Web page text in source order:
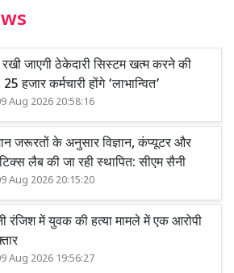
जाएगी ठेकेदारी सिस्टम खत्म करने की
हजार कर्मचारी होंगे ‘लाभान्वित’
Aug 2026 20:58:16
जरूरतों के अनुसार विज्ञान, कंप्यूटर और
लैब की जा रही स्थापित: सीएम सैनी
Aug 2026 20:15:20
रंजिश में युवक की हत्या मामले में एक आरोपी
Aug 2026 19:56:27